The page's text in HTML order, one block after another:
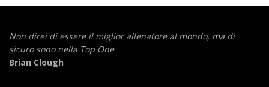
Non direi di essere il miglior allenatore al mondo, ma di
sicuro sono nella Top One
Brian Clough